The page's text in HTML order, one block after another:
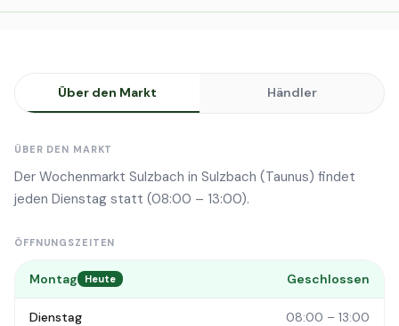
Über den Markt Händler
ÜBER DEN MARKT
Der Wochenmarkt Sulzbach in Sulzbach (Taunus) findet
jeden Dienstag statt (08:00 – 13:00).
ÖFFNUNGSZEITEN
Montag Heute Geschlossen
Dienstag 08:00 – 13:00